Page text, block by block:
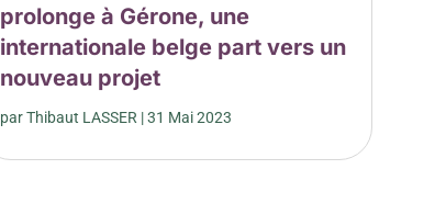
prolonge à Gérone, une
internationale belge part vers un
nouveau projet
parThibaut LASSER |31 Mai 2023